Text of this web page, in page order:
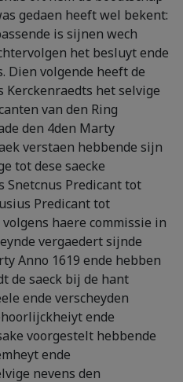
gedaen heeft wel bekent:
is sijnen wech
het besluyt ende
Dien volgende heeft de
Kerckenraedts het selvige
van den Ring
den 4den Marty
verstaen hebbende sijn
tot dese saecke
Snetcnus Predicant tot
Predicant tot
haere commissie in
vergaedert sijnde
Anno 1619 ende hebben
de saeck bij de hant
ende verscheyden
ende
voorgestelt hebbende
ende
nevens den